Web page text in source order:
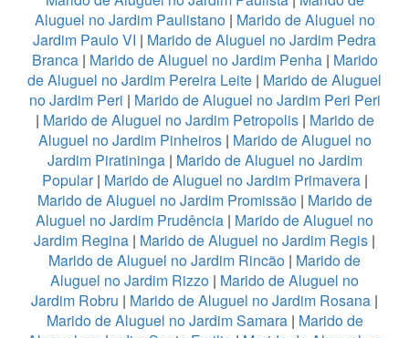
Aluguel no Jardim Paulistano| Marido de Aluguel no
Jardim Paulo VI | Marido de Aluguel no Jardim Pedra
Branca| Marido de Aluguel no Jardim Penha| Marido
de Aluguel no Jardim Pereira Leite | Marido de Aluguel
no Jardim Peri | Marido de Aluguel no Jardim Peri Peri
| Marido de Aluguel no Jardim Petropolis| Marido de
Aluguel no Jardim Pinheiros| Marido de Aluguel no
Jardim Piratininga| Marido de Aluguel no Jardim
Popular| Marido de Aluguel no Jardim Primavera|
Marido de Aluguel no Jardim Promissão| Marido de
Aluguel no Jardim Prudência | Marido de Aluguel no
Jardim Regina | Marido de Aluguel no Jardim Regis |
Marido de Aluguel no Jardim Rincão | Marido de
Aluguel no Jardim Rizzo | Marido de Aluguel no
Jardim Robru | Marido de Aluguel no Jardim Rosana |
Marido de Aluguel no Jardim Samara| Marido de